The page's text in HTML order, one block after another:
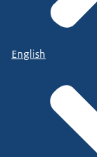
English